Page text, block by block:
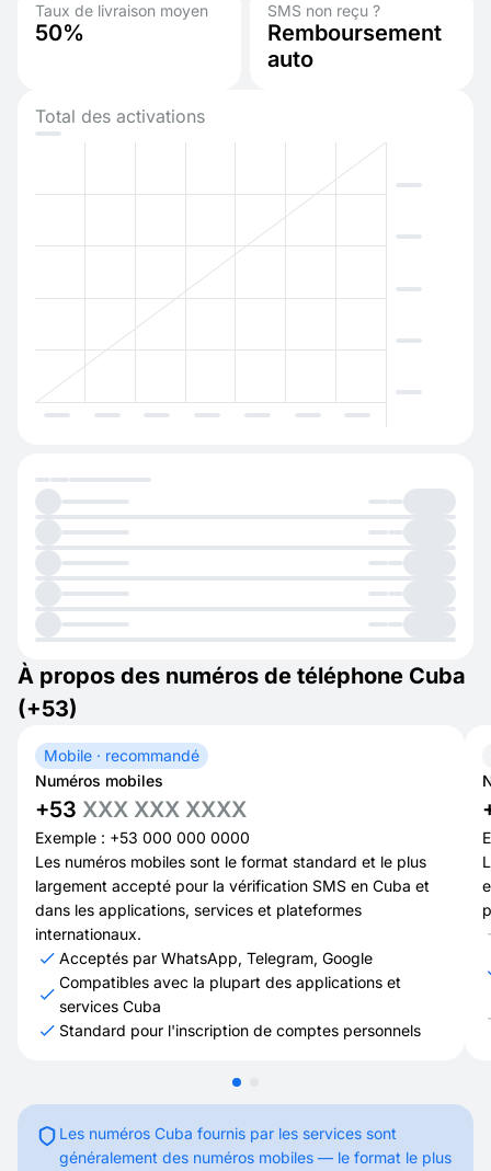
Taux de livraison moyen
50%
SMS non reçu ?
Remboursement
auto
Total des activations
À propos des numéros de téléphone Cuba
(+53)
Mobile · recommandé
Numéros mobiles
+53 XXX XXX XXXX
Exemple : +53 000 000 0000
Les numéros mobiles sont le format standard et le plus
largement accepté pour la vérification SMS en Cuba et
dans les applications, services et plateformes
internationaux.
Acceptés par WhatsApp, Telegram, Google
Compatibles avec la plupart des applications et
services Cuba
Standard pour l'inscription de comptes personnels
Les numéros Cuba fournis par les services sont
généralement des numéros mobiles — le format le plus